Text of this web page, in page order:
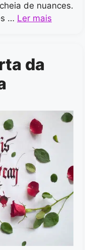
de nuances.
… Ler mais
da